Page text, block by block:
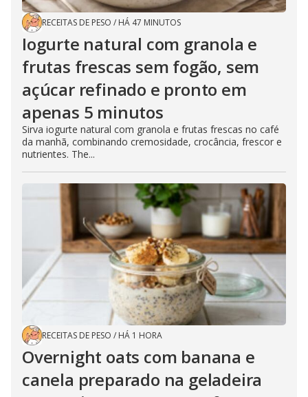
RECEITAS DE PESO / HÁ 47 MINUTOS
Iogurte natural com granola e
frutas frescas sem fogão, sem
açúcar refinado e pronto em
apenas 5 minutos
Sirva iogurte natural com granola e frutas frescas no café
da manhã, combinando cremosidade, crocância, frescor e
nutrientes. The...
RECEITAS DE PESO / HÁ 1 HORA
Overnight oats com banana e
canela preparado na geladeira